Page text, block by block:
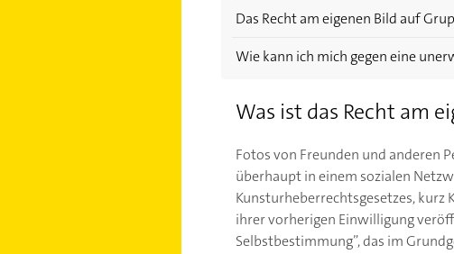
Das Recht am eigenen Bild auf
Wie kann ich mich gegen eine
Was ist das Recht am
Fotos von Freunden und anderen
überhaupt in einem sozialen
Kunsturheberrechtsgesetzes,
ihrer vorherigen Einwilligung
Selbstbestimmung”, das im